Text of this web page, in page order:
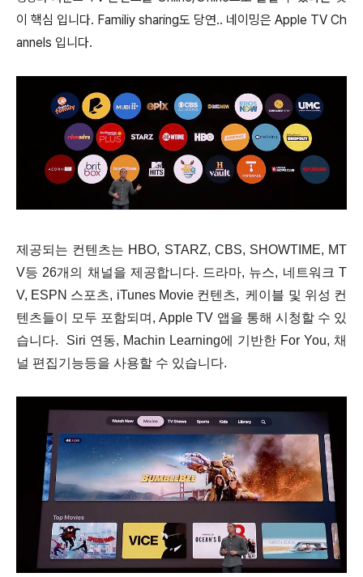
이 핵심 입니다. Familiy sharing도 당연.. 네이밍은 Apple TV Ch
annels 입니다.
제공되는 컨텐츠는 HBO, STARZ, CBS, SHOWTIME, MT
V등 26개의 채널을 제공합니다. 드라마, 뉴스, 네트워크 T
V, ESPN 스포츠, iTunes Movie 컨텐츠, 케이블 및 위성 컨
텐츠들이 모두 포함되며, Apple TV 앱을 통해 시청할 수 있
습니다. Siri 연동, Machin Learning에 기반한 For You, 채
널 편집기능등을 사용할 수 있습니다.